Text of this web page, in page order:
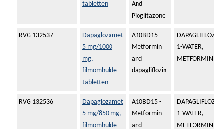
tabletten
And
Pioglitazone
RVG 132537
Dapaglozamet
5 mg/1000
mg,
filmomhulde
tabletten
A10BD15 -
Metformin
and
dapagliflozin
1-WATER,
RVG 132536
Dapaglozamet
5 mg/850 mg,
filmomhulde
A10BD15 -
Metformin
and
1-WATER,